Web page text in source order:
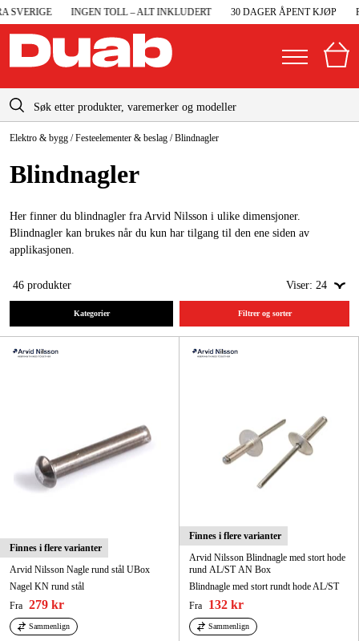
INGEN TOLL – ALT INKLUDERT 30 DAGER ÅPENT KJØP
Norge
Sverige
Danmark
Suomi
Deutschland
Maskiner og verktøy
Garasje og verksted
Maskintilbehør og forbruksvarer
Arbeidsklær og beskyttelse
Elektro og bygg
Skog og hage
Varemerker
Kontakt
Vanlige spørsmål
info@duab.no
Elektro & bygg /Festeelementer & beslag /Blindnagler
Blindnagler
Her finner du blindnagler fra Arvid Nilsson i ulike dimensjoner.
Blindnagler kan brukes når du kun har tilgang til den ene siden av
applikasjonen.
46 produkter Viser: 24
Kategorier Filtrer og sorter
Finnes i flere varianter
Arvid Nilsson Nagle rund stål UBox
Nagel KN rund stål
Fra 279 kr
Sammenlign
Finnes i flere varianter
Arvid Nilsson Blindnagle med stort hode
rund AL/ST AN Box
Blindnagle med stort rundt hode AL/ST
Fra
132 kr
Sammenlign